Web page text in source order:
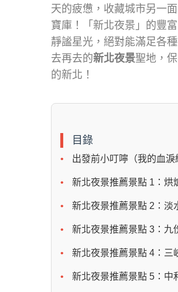
天的疲憊，收藏城市另一
寶庫！「新北夜景」的豐
靜謐星光，絕對能滿足各
去再去的新北夜景聖地，
的新北！
目錄
出發前小叮嚀（我的血淚
新北夜景推薦景點 1：烘
新北夜景推薦景點 2：淡
新北夜景推薦景點 3：九
新北夜景推薦景點 4：三
新北夜景推薦景點 5：中